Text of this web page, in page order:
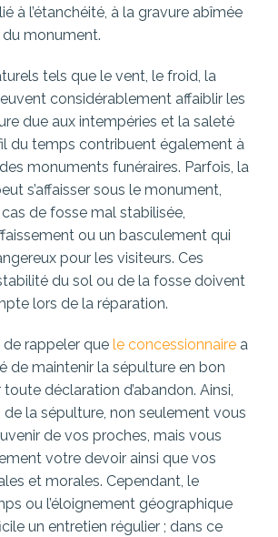
à l’étanchéité, à la gravure abîmée
monument.
tels que le vent, le froid, la
considérablement affaiblir les
due aux intempéries et la saleté
du temps contribuent également à
monuments funéraires. Parfois, la
s’affaisser sous le monument,
de fosse mal stabilisée,
ou un basculement qui
pour les visiteurs. Ces
du sol ou de la fosse doivent
lors de la réparation.
rappeler que le concessionnaire a
de maintenir la sépulture en bon
déclaration d’abandon. Ainsi,
de la sépulture, non seulement vous
de vos proches, mais vous
votre devoir ainsi que vos
et morales. Cependant, le
ou l’éloignement géographique
un entretien régulier ; dans ce